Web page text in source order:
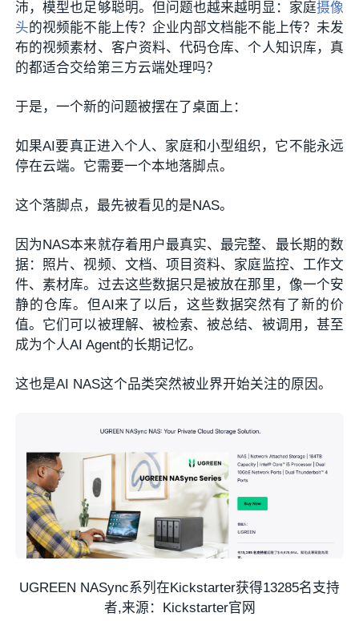
沛，模型也足够聪明。但问题也越来越明显：家庭摄像
头的视频能不能上传？企业内部文档能不能上传？未发
布的视频素材、客户资料、代码仓库、个人知识库，真
的都适合交给第三方云端处理吗？
于是，一个新的问题被摆在了桌面上：
如果AI要真正进入个人、家庭和小型组织，它不能永远
停在云端。它需要一个本地落脚点。
这个落脚点，最先被看见的是NAS。
因为NAS本来就存着用户最真实、最完整、最长期的数
据：照片、视频、文档、项目资料、家庭监控、工作文
件、素材库。过去这些数据只是被放在那里，像一个安
静的仓库。但AI来了以后，这些数据突然有了新的价
值。它们可以被理解、被检索、被总结、被调用，甚至
成为个人AI Agent的长期记忆。
这也是AI NAS这个品类突然被业界开始关注的原因。
UGREEN NASync系列在Kickstarter获得13285名支持
者,来源：Kickstarter官网